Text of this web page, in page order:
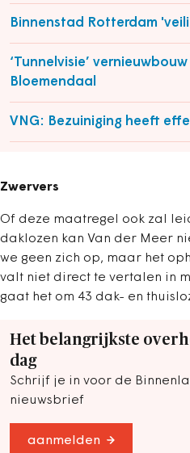
Binnenstad Rotterdam
‘Tunnelvisie’
Bloemendaal
VNG: Bezuiniging heeft
Zwervers
Of deze maatregel ook zal
daklozen kan Van der Meer
we geen zich op, maar het
valt niet direct te vertalen in
gaat het om 43 dak- en
Het belangrijkste
dag
Schrijf je in voor de
nieuwsbrief
aanmelden